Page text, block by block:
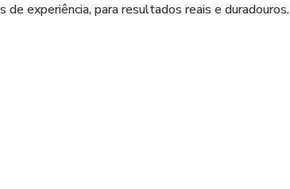
de experiência, para resultados reais e duradouros.